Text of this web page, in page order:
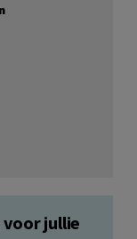
voor jullie